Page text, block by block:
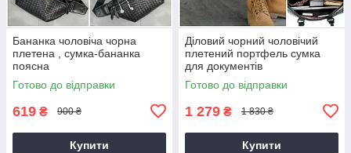
Бананка чоловіча чорна
плетена , сумка-бананка
поясна
Готово до відправки
619 ₴ 900 ₴
Купити
Діловий чорний чоловічий
плетений портфель сумка
для документів
Готово до відправки
1 279 ₴ 1 830 ₴
Купити